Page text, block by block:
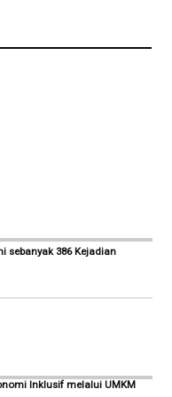
sebanyak 386 Kejadian
Inklusif melalui UMKM